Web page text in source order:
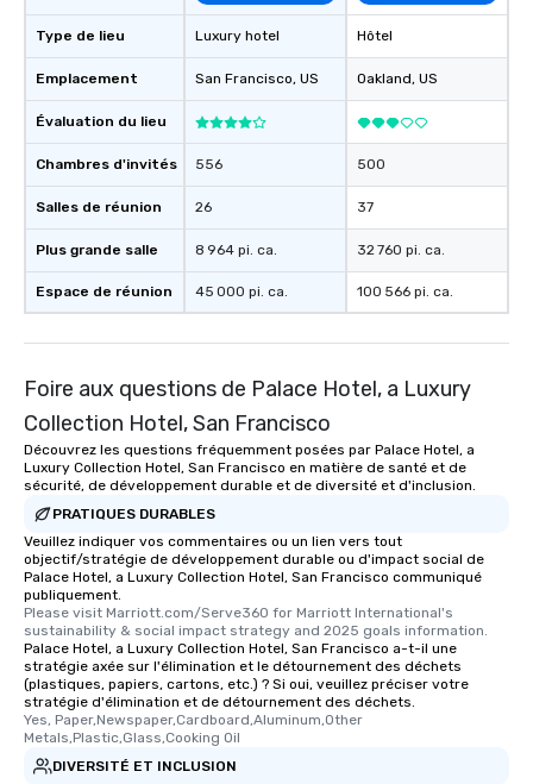
Type de lieu
Emplacement
Évaluation du lieu
Chambres d'invités
Salles de réunion
Plus grande salle
Espace de réunion
Luxury hotel
San Francisco, US
556
26
8 964 pi. ca.
45 000 pi. ca.
Hôtel
Oakland, US
500
37
32 760 pi. ca.
100 566 pi. ca.
Foire aux questions de Palace Hotel, a Luxury
Collection Hotel, San Francisco
Découvrez les questions fréquemment posées par Palace Hotel, a
Luxury Collection Hotel, San Francisco en matière de santé et de
sécurité, de développement durable et de diversité et d'inclusion.
PRATIQUES DURABLES
Veuillez indiquer vos commentaires ou un lien vers tout
objectif/stratégie de développement durable ou d'impact social de
Palace Hotel, a Luxury Collection Hotel, San Francisco communiqué
publiquement.
Please visit Marriott.com/Serve360 for Marriott International's
sustainability & social impact strategy and 2025 goals information.
Palace Hotel, a Luxury Collection Hotel, San Francisco a-t-il une
stratégie axée sur l'élimination et le détournement des déchets
(plastiques, papiers, cartons, etc.) ? Si oui, veuillez préciser votre
stratégie d'élimination et de détournement des déchets.
Yes, Paper,Newspaper,Cardboard,Aluminum,Other
Metals,Plastic,Glass,Cooking Oil
DIVERSITÉ ET INCLUSION